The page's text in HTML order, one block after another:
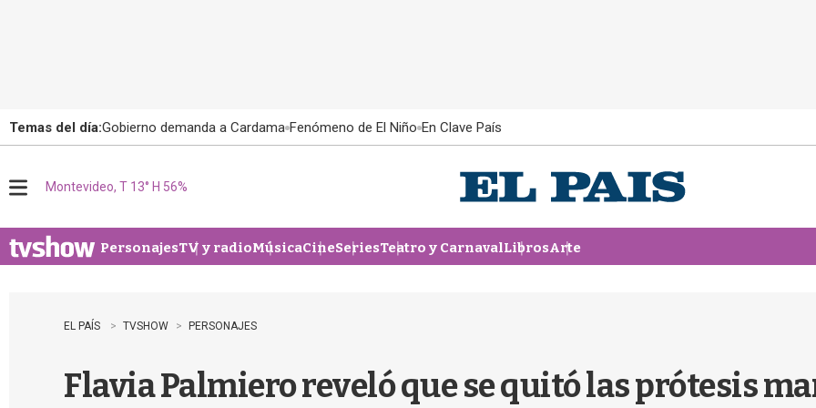
Temas del día:Gobierno demanda a Cardama Fenómeno de El Niño En Clave País
u
Montevideo, T 13° H 56%
PersonajesTV y radioMúsicaCineSeriesTeatro y CarnavalLibrosArte
EL PAÍS TVSHOW PERSONAJES
Flavia Palmiero reveló que se quitó las prótesis